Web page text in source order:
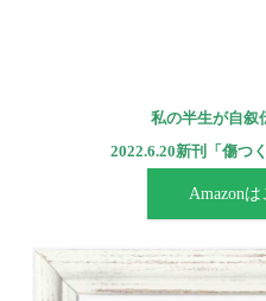
私の半生が自叙
2022.6.20新刊「傷つ
Amazon